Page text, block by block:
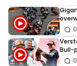
0
Bull-
0